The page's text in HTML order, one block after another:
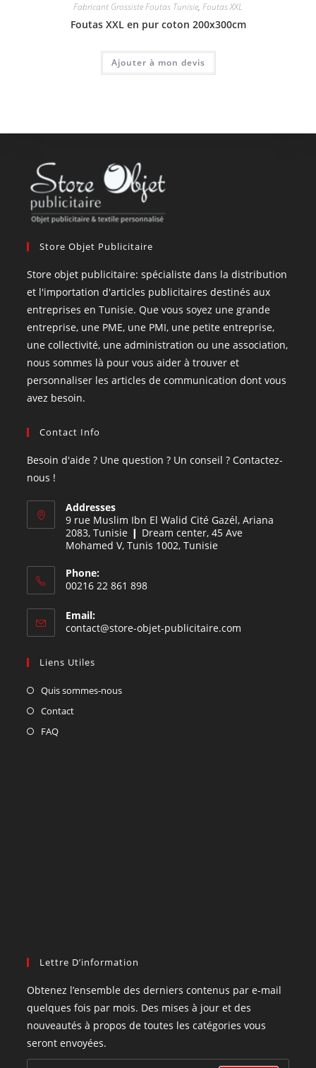
Fabricant Grossiste Foutas Tunisie, Foutas XXL
Foutas XXL en pur coton 200x300cm
Ajouter à mon devis
Store Objet Publicitaire
Store objet publicitaire: spécialiste dans la distribution
et l'importation d'articles publicitaires destinés aux
entreprises en Tunisie. Que vous soyez une grande
entreprise, une PME, une PMI, une petite entreprise,
une collectivité, une administration ou une association,
nous sommes là pour vous aider à trouver et
personnaliser les articles de communication dont vous
avez besoin.
Contact Info
Besoin d'aide ? Une question ? Un conseil ? Contactez-
nous !
Addresses
9 rue Muslim Ibn El Walid Cité Gazél, Ariana
2083, Tunisie ❙ Dream center, 45 Ave
Mohamed V, Tunis 1002, Tunisie
Phone:
00216 22 861 898
Email:
contact@store-objet-publicitaire.com
Liens Utiles
Quis sommes-nous
Contact
FAQ
Lettre D’information
Obtenez l’ensemble des derniers contenus par e-mail
quelques fois par mois. Des mises à jour et des
nouveautés à propos de toutes les catégories vous
seront envoyées.